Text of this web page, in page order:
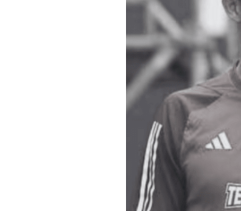
DUDAS
PARA
SU
FUTURO